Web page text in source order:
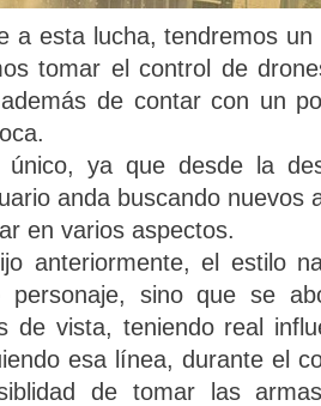
a esta lucha, tendremos
tomar el control de
de contar con un
ya que desde la
anda buscando nuevos
en varios aspectos.
anteriormente, el estilo
sino que se
de vista, teniendo real
esa línea, durante el
de tomar las